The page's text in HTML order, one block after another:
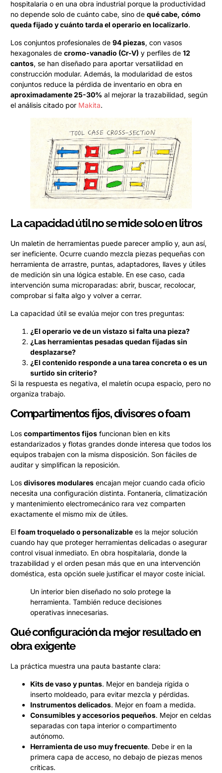
hospitalaria o en una obra industrial porque la productividad
no depende solo de cuánto cabe, sino de qué cabe, cómo
queda fijado y cuánto tarda el operario en localizarlo.
Los conjuntos profesionales de 94 piezas, con vasos
hexagonales de cromo-vanadio (Cr-V) y perfiles de 12
cantos, se han diseñado para aportar versatilidad en
construcción modular. Además, la modularidad de estos
conjuntos reduce la pérdida de inventario en obra en
aproximadamente 25-30% al mejorar la trazabilidad, según
el análisis citado por Makita.
La capacidad útil no se mide solo en litros
Un maletin de herramientas puede parecer amplio y, aun así,
ser ineficiente. Ocurre cuando mezcla piezas pequeñas con
herramienta de arrastre, puntas, adaptadores, llaves y útiles
de medición sin una lógica estable. En ese caso, cada
intervención suma microparadas: abrir, buscar, recolocar,
comprobar si falta algo y volver a cerrar.
La capacidad útil se evalúa mejor con tres preguntas:
¿El operario ve de un vistazo si falta una pieza?
¿Las herramientas pesadas quedan fijadas sin
desplazarse?
¿El contenido responde a una tarea concreta o es un
surtido sin criterio?
Si la respuesta es negativa, el maletín ocupa espacio, pero no
organiza trabajo.
Compartimentos fijos, divisores o foam
Los compartimentos fijos funcionan bien en kits
estandarizados y flotas grandes donde interesa que todos los
equipos trabajen con la misma disposición. Son fáciles de
auditar y simplifican la reposición.
Los divisores modulares encajan mejor cuando cada oficio
necesita una configuración distinta. Fontanería, climatización
y mantenimiento electromecánico rara vez comparten
exactamente el mismo mix de útiles.
El foam troquelado o personalizable es la mejor solución
cuando hay que proteger herramientas delicadas o asegurar
control visual inmediato. En obra hospitalaria, donde la
trazabilidad y el orden pesan más que en una intervención
doméstica, esta opción suele justificar el mayor coste inicial.
Un interior bien diseñado no solo protege la
herramienta. También reduce decisiones
operativas innecesarias.
Qué configuración da mejor resultado en
obra exigente
La práctica muestra una pauta bastante clara:
Kits de vaso y puntas. Mejor en bandeja rígida o
inserto moldeado, para evitar mezcla y pérdidas.
Instrumentos delicados. Mejor en foam a medida.
Consumibles y accesorios pequeños. Mejor en celdas
separadas con tapa interior o compartimento
autónomo.
Herramienta de uso muy frecuente. Debe ir en la
primera capa de acceso, no debajo de piezas menos
críticas.